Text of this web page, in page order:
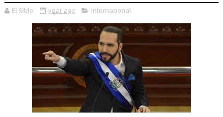
El Siblo year ago Internacional